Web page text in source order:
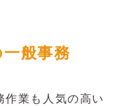
般事務
作業も人気の高い